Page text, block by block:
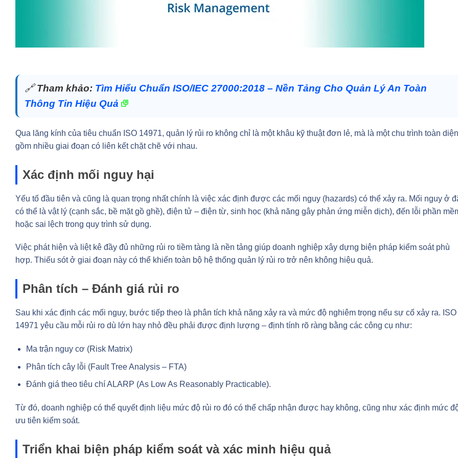
🔗Tham khảo: Tìm Hiểu Chuẩn ISO/IEC 27000:2018 – Nền Tảng Cho Quản Lý An Toàn
Thông Tin Hiệu Quả
Qua lăng kính của tiêu chuẩn ISO 14971, quản lý rủi ro không chỉ là một khâu kỹ thuật đơn lẻ, mà là một chu trình toàn diện
gồm nhiều giai đoạn có liên kết chặt chẽ với nhau.
Xác định mối nguy hại
Yếu tố đầu tiên và cũng là quan trọng nhất chính là việc xác định được các mối nguy (hazards) có thể xảy ra. Mối nguy ở
có thể là vật lý (cạnh sắc, bề mặt gồ ghề), điện tử – điện từ, sinh học (khả năng gây phản ứng miễn dịch), đến lỗi phần
hoặc sai lệch trong quy trình sử dụng.
Việc phát hiện và liệt kê đầy đủ những rủi ro tiềm tàng là nền tảng giúp doanh nghiệp xây dựng biện pháp kiểm soát phù
hợp. Thiếu sót ở giai đoạn này có thể khiến toàn bộ hệ thống quản lý rủi ro trở nên không hiệu quả.
Phân tích – Đánh giá rủi ro
Sau khi xác định các mối nguy, bước tiếp theo là phân tích khả năng xảy ra và mức độ nghiêm trọng nếu sự cố xảy ra. ISO
14971 yêu cầu mỗi rủi ro dù lớn hay nhỏ đều phải được định lượng – định tính rõ ràng bằng các công cụ như:
Ma trận nguy cơ (Risk Matrix)
Phân tích cây lỗi (Fault Tree Analysis – FTA)
Đánh giá theo tiêu chí ALARP (As Low As Reasonably Practicable).
Từ đó, doanh nghiệp có thể quyết định liệu mức độ rủi ro đó có thể chấp nhận được hay không, cũng như xác định mức
ưu tiên kiểm soát.
Triển khai biện pháp kiểm soát và xác minh hiệu quả